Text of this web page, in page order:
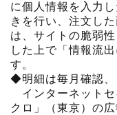
に個人情報を入力
きを行い、注文し
は、サイトの脆弱
した上で「情報流
す。
◆明細は毎月確認、
インターネットセ
クロ」（東京）の